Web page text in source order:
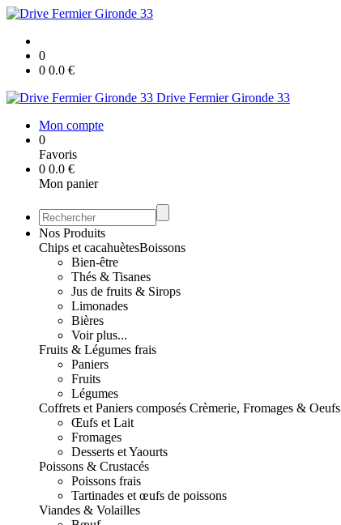
0
0 0.0 €
Drive Fermier Gironde 33
Mon compte
0
Favoris
0 0.0 €
Mon panier
Nos Produits
Chips et cacahuètesBoissons
Bien-être
Thés & Tisanes
Jus de fruits & Sirops
Limonades
Bières
Voir plus...
Fruits & Légumes frais
Paniers
Fruits
Légumes
Coffrets et Paniers composés Crèmerie, Fromages & Oeufs
Œufs et Lait
Fromages
Desserts et Yaourts
Poissons & Crustacés
Poissons frais
Tartinades et œufs de poissons
Viandes & Volailles